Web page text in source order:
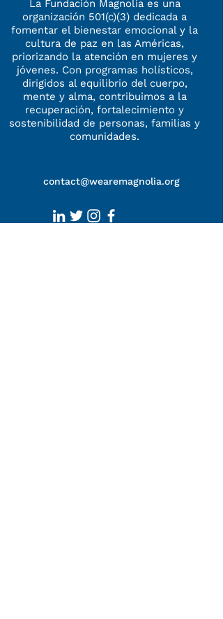
La Fundación Magnolia es una
organización 501(c)(3) dedicada a
fomentar el bienestar emocional y la
cultura de paz en las Américas,
priorizando la atención en mujeres y
jóvenes. Con programas holísticos,
dirigidos al equilibrio del cuerpo,
mente y alma, contribuimos a la
recuperación, fortalecimiento y
sostenibilidad de personas, familias y
comunidades.
contact@wearemagnolia.org